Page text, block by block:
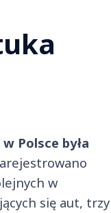
Polsce była
w
się aut, trzy